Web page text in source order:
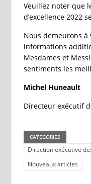
Veuillez noter que
d’excellence 2022
Nous demeurons
informations
Mesdames et
sentiments les
Michel Huneault
Directeur exécutif
CATEGORIES
Direction exécutive
Nouveaux articles